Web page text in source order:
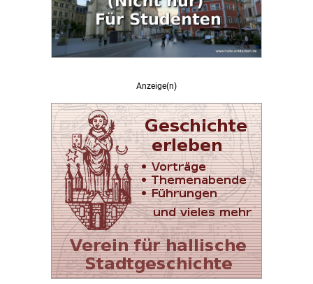
Anzeige(n)